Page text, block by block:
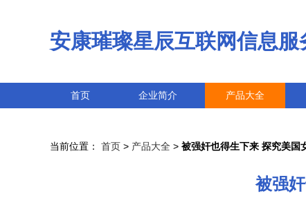
安康璀璨星辰互联网信息服
首页 企业简介 产品大全
当前位置： 首页 > 产品大全 > 被强奸也得生下来 探究美国
被强